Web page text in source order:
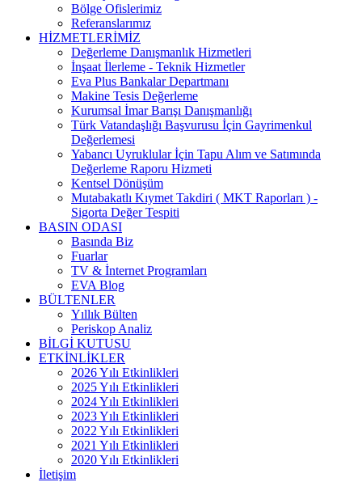
Bölge Ofislerimiz
Referanslarımız
HİZMETLERİMİZ
Değerleme Danışmanlık Hizmetleri
İnşaat İlerleme - Teknik Hizmetler
Eva Plus Bankalar Departmanı
Makine Tesis Değerleme
Kurumsal İmar Barışı Danışmanlığı
Türk Vatandaşlığı Başvurusu İçin Gayrimenkul
Değerlemesi
Yabancı Uyruklular İçin Tapu Alım ve Satımında
Değerleme Raporu Hizmeti
Kentsel Dönüşüm
Mutabakatlı Kıymet Takdiri ( MKT Raporları ) -
Sigorta Değer Tespiti
BASIN ODASI
Basında Biz
Fuarlar
TV & İnternet Programları
EVA Blog
BÜLTENLER
Yıllık Bülten
Periskop Analiz
BİLGİ KUTUSU
ETKİNLİKLER
2026 Yılı Etkinlikleri
2025 Yılı Etkinlikleri
2024 Yılı Etkinlikleri
2023 Yılı Etkinlikleri
2022 Yılı Etkinlikleri
2021 Yılı Etkinlikleri
2020 Yılı Etkinlikleri
İletişim